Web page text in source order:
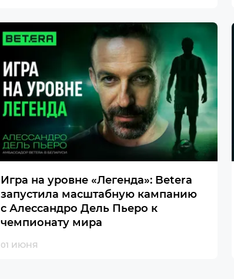
Игра на уровне «Легенда»: Betera
запустила масштабную кампанию
с Алессандро Дель Пьеро к
чемпионату мира
01 ИЮНЯ